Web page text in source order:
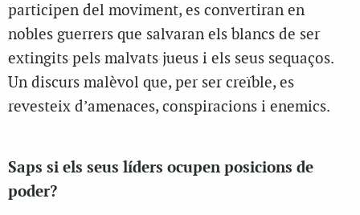
participen del moviment, es convertiran en
nobles guerrers que salvaran els blancs de ser
extingits pels malvats jueus i els seus sequaços.
Un discurs malèvol que, per ser creïble, es
revesteix d’amenaces, conspiracions i enemics.
Saps si els seus líders ocupen posicions de
poder?